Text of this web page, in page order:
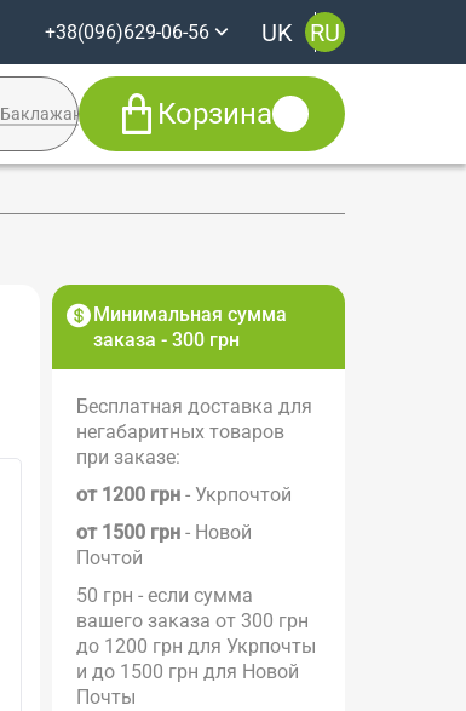
+38(096)629-06-56 UK RU
Баклажан Кабачок Syngenta
Корзина
Минимальная сумма
заказа - 300 грн
Бесплатная доставка для
негабаритных товаров
при заказе:
от 1200 грн - Укрпочтой
от 1500 грн - Новой
Почтой
50 грн - если сумма
вашего заказа от 300 грн
до 1200 грн для Укрпочты
и до 1500 грн для Новой
Почты